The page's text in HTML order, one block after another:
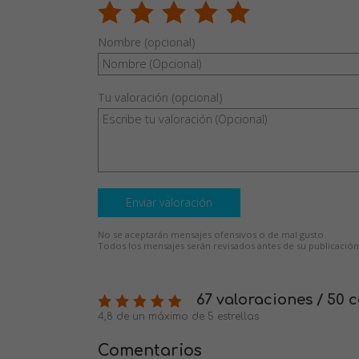
Nombre (opcional)
Tu valoración (opcional)
Enviar valoración
No se aceptarán mensajes ofensivos o de mal gusto.
Todos los mensajes serán revisados antes de su
67 valoraciones / 50
4,8 de un máximo de 5 estrellas
Comentarios